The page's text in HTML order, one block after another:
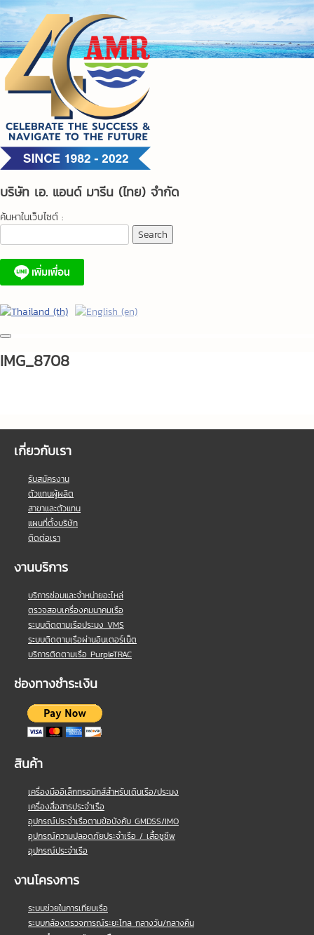
Skip
to
content
บริษัท เอ. แอนด์ มารีน (ไทย) จำกัด
ค้นหาในเว็บไซต์ :
IMG_8708
เกี่ยวกับเรา
รับสมัครงาน
ตัวแทนผู้ผลิต
สาขาและตัวแทน
แผนที่ตั้งบริษัท
ติดต่อเรา
งานบริการ
บริการซ่อมและจำหน่ายอะไหล่
ตรวจสอบเครื่องคมนาคมเรือ
ระบบติดตามเรือประมง VMS
ระบบติดตามเรือผ่านอินเตอร์เน็ต
บริการติดตามเรือ PurpleTRAC
ช่องทางชำระเงิน
สินค้า
เครื่องมืออิเล็กทรอนิกส์สำหรับเดินเรือ/ประมง
เครื่องสื่อสารประจำเรือ
อุปกรณ์ประจำเรือตามข้อบังคับ GMDSS/IMO
อุปกรณ์ความปลอดภัยประจำเรือ / เสื้อชูชีพ
อุปกรณ์ประจำเรือ
งานโครงการ
ระบบช่วยในการเทียบเรือ
ระบบกล้องตรวจการณ์ระยะไกล กลางวัน/กลางคืน